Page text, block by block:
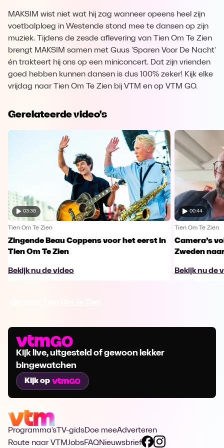
MAKSIM wist niet wat hij zag wanneer opeens heel zijn
voetbalploeg in Westende stond mee te dansen op zijn
muziek. Tijdens de zesde aflevering van Tien Om Te Zien
brengt MAKSIM samen met Guus 'Sparen Voor De Nacht'
én trakteert hij ons op een miniconcert. Dat zijn vrienden
goed hebben kunnen dansen is dus 100% zeker! Kijk elke
vrijdag naar Tien Om Te Zien bij VTM en op VTM GO.
Gerelateerde video's
03:38
Tien Om Te Zien
Zingende Beau Coppens voor het eerst in
Tien Om Te Zien
Bekijk nu de video
00:44
Tien Om Te Zien
Camera’s
Zweden
Bekijk nu de
Kijk live, uitgesteld of gewoon lekker
bingewatchen
Kijk op
Programma's TV-gidsDoe meeAdverteren
Route naar VTMJobsFAQNieuwsbrief